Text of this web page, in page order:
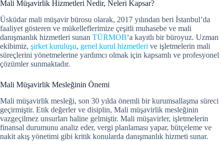
Mali Müşavirlik Hizmetleri Nedir, Neleri Kapsar?
Üsküdar mali müşavir bürosu olarak, 2017 yılından beri İstanbul’da
faaliyet gösteren ve mükelleflerimize çeşitli muhasebe ve mali
danışmanlık hizmetleri sunan TÜRMOB‘a kayıtlı bir büroyuz. Uzman
ekibimiz, şirket kuruluşu, genel kurul hizmetleri ve işletmelerin mali
süreçlerini yönetmelerine yardımcı olmak için kapsamlı ve profesyonel
çözümler sunmaktadır.
Mali Müşavirlik Mesleğinin Önemi
Mali müşavirlik mesleği, son 30 yılda önemli bir kurumsallaşma süreci
geçirmiştir. Etik değerler ve disiplin, Mali müşavirlik mesleğinin
vazgeçilmez unsurları haline gelmiştir. Mali müşavirler, işletmelerin
finansal durumunu analiz eder, vergi planlaması yapar, bütçeleme ve
nakit akış yönetimi gibi kritik konularda danışmanlık hizmeti sunar.